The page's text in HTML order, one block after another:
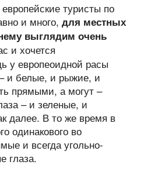
туристы по
и много, для местных
выглядим очень
и хочется
у европеоидной расы
и белые, и рыжие, и
прямыми, а могут –
– и зеленые, и
далее. В то же время в
одинакового во
и всегда угольно-
глаза.